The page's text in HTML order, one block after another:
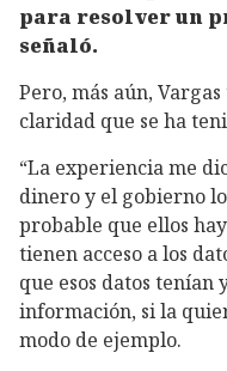
para resolver un
señaló.
Pero, más aún,
claridad que se ha
“La experiencia me
dinero y el gobierno
probable que ellos
tienen acceso a los
que esos datos tenían
información, si la
modo de ejemplo.